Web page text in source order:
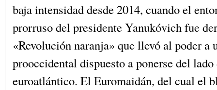
baja intensidad desde 2014, cuando el
prorruso del presidente Yanukóvich fue
«Revolución naranja» que llevó al poder a
prooccidental dispuesto a ponerse del
euroatlántico. El Euromaidán, del cual el